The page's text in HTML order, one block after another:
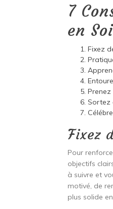
7
en
Fixez
Sortez
Fixez
Pour
objectifs
à suivre et
motivé, de
plus solide